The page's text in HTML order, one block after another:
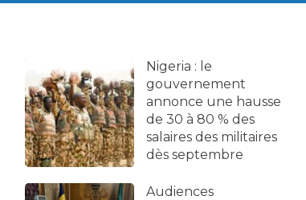
Nigeria : le
gouvernement
annonce une hausse
de 30 à 80 % des
salaires des militaires
dès septembre
Audiences